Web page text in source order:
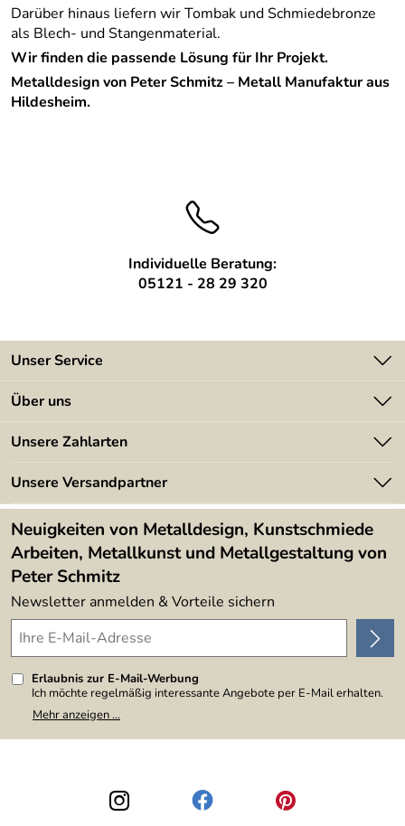
Darüber hinaus liefern wir Tombak und Schmiedebronze
als Blech- und Stangenmaterial.
Wir finden die passende Lösung für Ihr Projekt.
Metalldesign von Peter Schmitz – Metall Manufaktur aus
Hildesheim.
Individuelle Beratung:
05121 - 28 29 320
Unser Service
Kontakt
Kundeninformationen
Newsletter
Lieferbedingungen
Über uns
Angebote
Kundenbewertungen (394)
4,9/5
Unsere Zahlarten
Unsere Versandpartner
Neuigkeiten von Metalldesign, Kunstschmiede
Arbeiten, Metallkunst und Metallgestaltung von
Peter Schmitz
Newsletter anmelden & Vorteile sichern
Erlaubnis zur E-Mail-Werbung
Ich möchte regelmäßig interessante Angebote per E-Mail erhalten.
Meine E-Mail-Adresse wird nicht an andere Unternehmen
weitergegeben. Zu statistischen Zwecken wird in anonymer Form
den Link "Abmelden" am Ende des Newsletters anklicke. Die
Datenschutzerklärung
habe ich zur Kenntnis genommen.
Mehr anzeigen ...